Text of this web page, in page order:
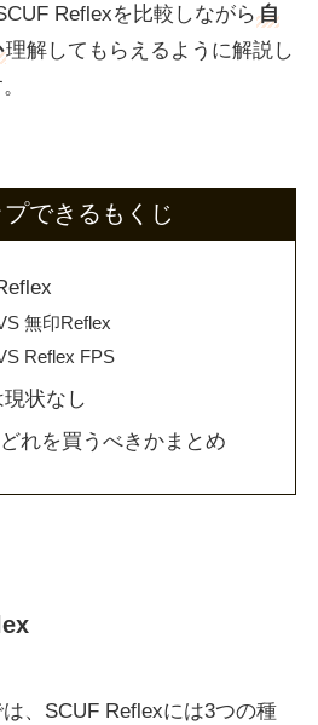
Reflexを比較しながら 自
理解してもらえるように解説し
プできるもくじ
無印Reflex
Reflex FPS
状なし
れを買うべきかまとめ
、SCUF Reflexには3つの種